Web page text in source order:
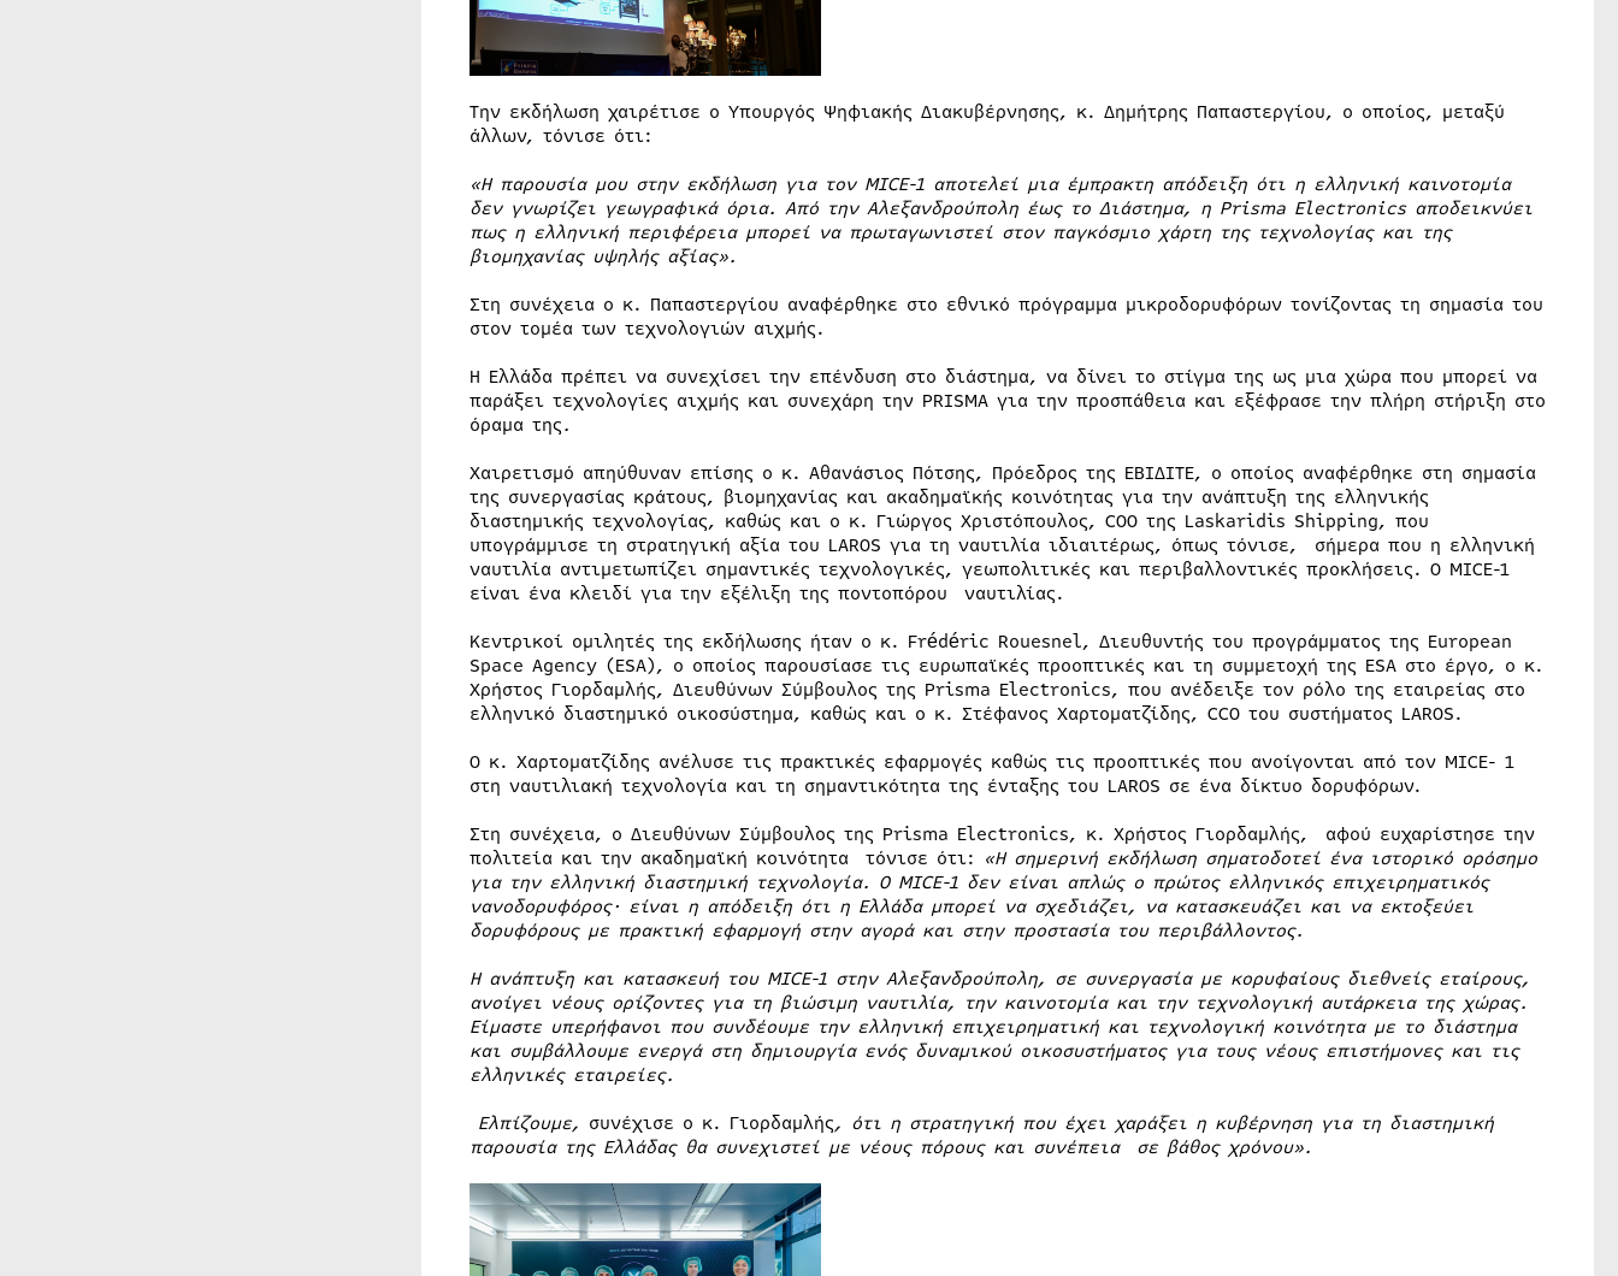
Την εκδήλωση χαιρέτισε ο Υπουργός Ψηφιακής Διακυβέρνησης, κ. Δημήτρης Παπαστεργίου, ο οποίος, μεταξύ
άλλων, τόνισε ότι:
«Η παρουσία μου στην εκδήλωση για τον MICE-1 αποτελεί μια έμπρακτη απόδειξη ότι η ελληνική καινοτομία
δεν γνωρίζει γεωγραφικά όρια. Από την Αλεξανδρούπολη έως το Διάστημα, η Prisma Electronics αποδεικνύει
πως η ελληνική περιφέρεια μπορεί να πρωταγωνιστεί στον παγκόσμιο χάρτη της τεχνολογίας και της
βιομηχανίας υψηλής αξίας».
Στη συνέχεια ο κ. Παπαστεργίου αναφέρθηκε στο εθνικό πρόγραμμα μικροδορυφόρων τονίζοντας τη σημασία του
στον τομέα των τεχνολογιών αιχμής.
Η Ελλάδα πρέπει να συνεχίσει την επένδυση στο διάστημα, να δίνει το στίγμα της ως μια χώρα που μπορεί να
παράξει τεχνολογίες αιχμής και συνεχάρη την PRISMA για την προσπάθεια και εξέφρασε την πλήρη στήριξη στο
όραμα της.
Χαιρετισμό απηύθυναν επίσης ο κ. Αθανάσιος Πότσης, Πρόεδρος της ΕΒΙΔΙΤΕ, ο οποίος αναφέρθηκε στη σημασία
της συνεργασίας κράτους, βιομηχανίας και ακαδημαϊκής κοινότητας για την ανάπτυξη της ελληνικής
διαστημικής τεχνολογίας, καθώς και ο κ. Γιώργος Χριστόπουλος, COO της Laskaridis Shipping, που
υπογράμμισε τη στρατηγική αξία του LAROS για τη ναυτιλία ιδιαιτέρως, όπως τόνισε, σήμερα που η ελληνική
ναυτιλία αντιμετωπίζει σημαντικές τεχνολογικές, γεωπολιτικές και περιβαλλοντικές προκλήσεις. O MICE-1
είναι ένα κλειδί για την εξέλιξη της ποντοπόρου ναυτιλίας.
Κεντρικοί ομιλητές της εκδήλωσης ήταν ο κ. Frédéric Rouesnel, Διευθυντής του προγράμματος της European
Space Agency (ESA), ο οποίος παρουσίασε τις ευρωπαϊκές προοπτικές και τη συμμετοχή της ESA στο έργο, ο κ.
Χρήστος Γιορδαμλής, Διευθύνων Σύμβουλος της Prisma Electronics, που ανέδειξε τον ρόλο της εταιρείας στο
ελληνικό διαστημικό οικοσύστημα, καθώς και ο κ. Στέφανος Χαρτοματζίδης, CCO του συστήματος LAROS.
Ο κ. Χαρτοματζίδης ανέλυσε τις πρακτικές εφαρμογές καθώς τις προοπτικές που ανοίγονται από τον MICE- 1
στη ναυτιλιακή τεχνολογία και τη σημαντικότητα της ένταξης του LAROS σε ένα δίκτυο δορυφόρων.
Στη συνέχεια, ο Διευθύνων Σύμβουλος της Prisma Electronics, κ. Χρήστος Γιορδαμλής, αφού ευχαρίστησε την
πολιτεία και την ακαδημαϊκή κοινότητα τόνισε ότι: «Η σημερινή εκδήλωση σηματοδοτεί ένα ιστορικό ορόσημο
για την ελληνική διαστημική τεχνολογία. Ο MICE-1 δεν είναι απλώς ο πρώτος ελληνικός επιχειρηματικός
νανοδορυφόρος· είναι η απόδειξη ότι η Ελλάδα μπορεί να σχεδιάζει, να κατασκευάζει και να εκτοξεύει
δορυφόρους με πρακτική εφαρμογή στην αγορά και στην προστασία του περιβάλλοντος.
Η ανάπτυξη και κατασκευή του MICE-1 στην Αλεξανδρούπολη, σε συνεργασία με κορυφαίους διεθνείς εταίρους,
ανοίγει νέους ορίζοντες για τη βιώσιμη ναυτιλία, την καινοτομία και την τεχνολογική αυτάρκεια της χώρας.
Είμαστε υπερήφανοι που συνδέουμε την ελληνική επιχειρηματική και τεχνολογική κοινότητα με το διάστημα
και συμβάλλουμε ενεργά στη δημιουργία ενός δυναμικού οικοσυστήματος για τους νέους επιστήμονες και τις
ελληνικές εταιρείες.
Ελπίζουμε, συνέχισε ο κ. Γιορδαμλής, ότι η στρατηγική που έχει χαράξει η κυβέρνηση για τη διαστημική
παρουσία της Ελλάδας θα συνεχιστεί με νέους πόρους και συνέπεια σε βάθος χρόνου».